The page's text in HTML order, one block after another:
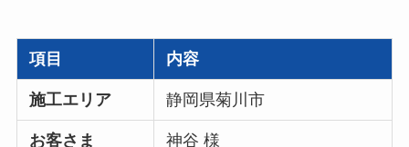
項目 内容
施工エリア 静岡県菊川市
お客さま 神谷 様